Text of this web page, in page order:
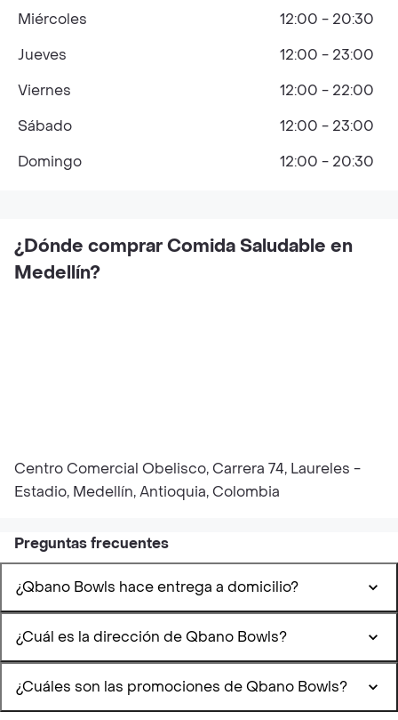
¿Dónde comprar Comida Saludable en
Medellín?
Centro Comercial Obelisco, Carrera 74, Laureles -
Estadio, Medellín, Antioquia, Colombia
Miércoles
12:00 - 20:30
Jueves
12:00 - 23:00
Viernes
12:00 - 22:00
Sábado
12:00 - 23:00
Domingo
12:00 - 20:30
Preguntas frecuentes
¿Qbano Bowls hace entrega a domicilio?
¿Cuál es la dirección de Qbano Bowls?
¿Cuáles son las promociones de Qbano Bowls?